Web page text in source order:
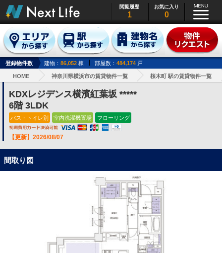
閲覧履歴
1
お気に入り
0
登録物件数 建物： 86,052 棟 部屋数： 484,174 戸
HOME 神奈川県横浜市の賃貸物件一覧 桜木町 駅の賃貸物件一覧
KDXレジデンス横濱紅葉坂 *****
6階 3LDK
バス・トイレ別 室内洗濯機置場 フローリング
【更新】2026/08/07
間取り図